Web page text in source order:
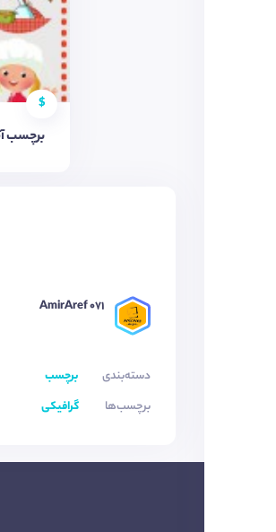
$
برچسب
AmirAref 071
دسته‌بندی
برچسب
برچسب‌ها
گرافیکی